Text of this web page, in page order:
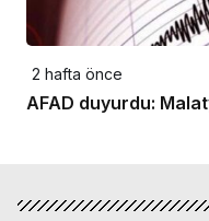
2 hafta önce
AFAD duyurdu: